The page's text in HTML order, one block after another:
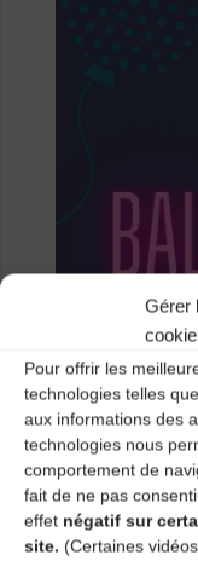
Gérer
Pour offrir les
technologies telles
aux informations des
technologies nous
comportement de
fait de ne pas
effet négatif sur
site. (Certaines